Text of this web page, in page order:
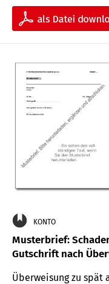
KONTO
Musterbrief:
Gutschrift nach
Überweisung zu spät